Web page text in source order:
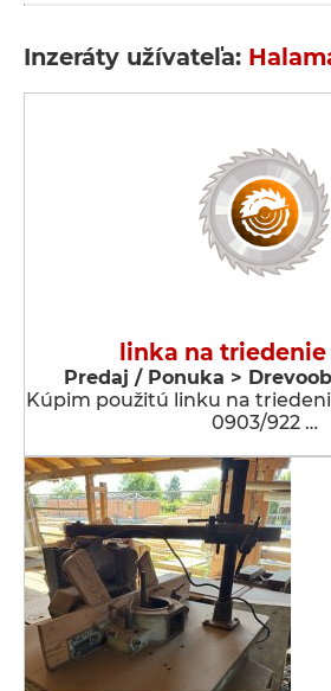
Inzeráty užívateľa:
linka na
Predaj / Ponuka >
Kúpim použitú linku na
0903/922 …